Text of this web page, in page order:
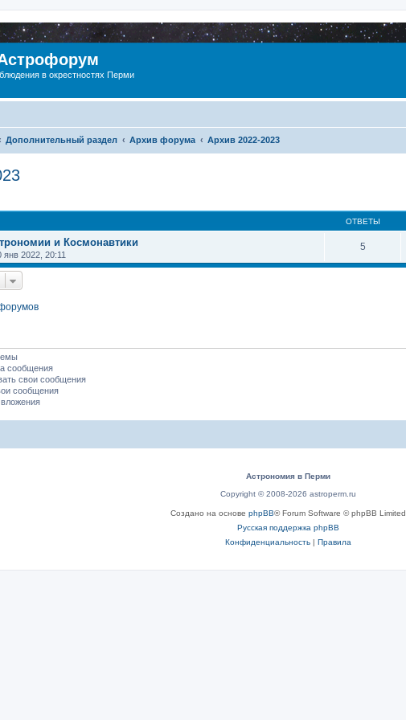
в окрестностях Перми
Дополнительный раздел Архив форума Архив 2022-2023
ОТВЕТЫ
и Космонавтики
янв 2022, 20:11
5
сообщения
свои сообщения
сообщения
Астрономия в Перми
Copyright © 2008-2026 astroperm.ru
Создано на основе phpBB® Forum Software © phpBB Limited
Русская поддержка phpBB
Конфиденциальность| Правила